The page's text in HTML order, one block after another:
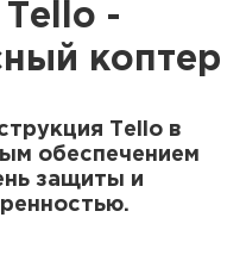
Tello -
коптер
Tello в
обеспечением
защиты и